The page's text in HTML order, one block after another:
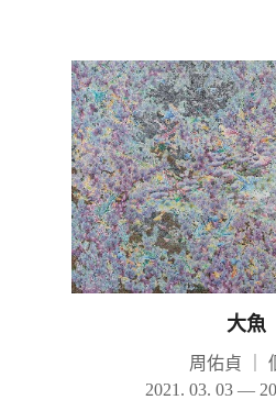
大魚
周佑貞
2021. 03. 03 —